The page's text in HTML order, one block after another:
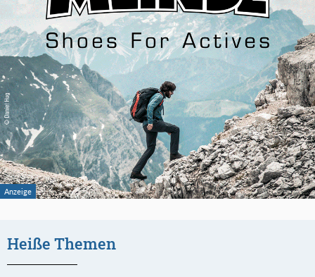
Heiße Themen